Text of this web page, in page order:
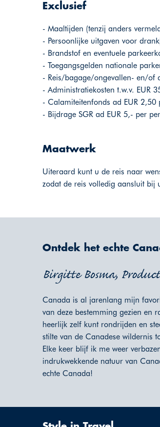
Exclusief
- Maaltijden (tenzij anders
- Persoonlijke uitgaven voor
- Brandstof en eventuele
- Toegangsgelden nationale
- Reis/bagage/ongevallen- en/of
- Administratiekosten t.w.v. EUR
- Calamiteitenfonds ad EUR 2,50
- Bijdrage SGR ad EUR 5,- per
Maatwerk
Uiteraard kunt u de reis naar
zodat de reis volledig aansluit bij
Ontdek het echte
Birgitte Bosma,
Canada is al jarenlang mijn
van deze bestemming gezien en
heerlijk zelf kunt rondrijden en
stilte van de Canadese wildernis
Elke keer blijf ik me weer
indrukwekkende natuur van
echte Canada!